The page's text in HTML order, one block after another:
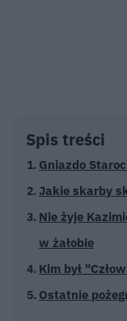
Spis treści
Gniazdo
Jakie skarby
Nie żyje
w żałobie
Kim był
Ostatnie